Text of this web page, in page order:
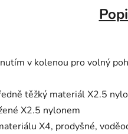
v kolenou pro volný
těžký materiál X2.5
X2.5 nylonem
X4, prodyšné,